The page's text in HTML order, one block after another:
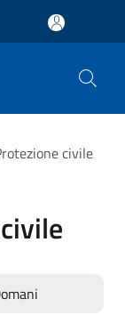
civile